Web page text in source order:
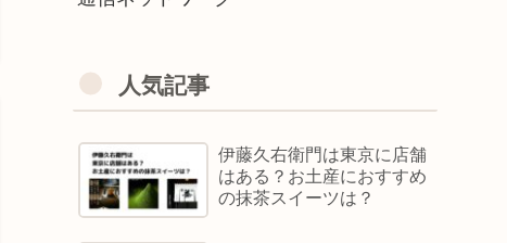
人気記事
伊藤久右衛門は東京に店舗
はある？お土産におすすめ
の抹茶スイーツは？